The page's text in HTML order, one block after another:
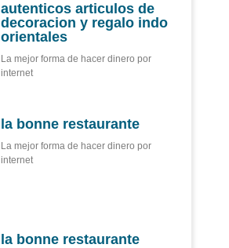
autenticos articulos de
decoracion y regalo indo
orientales
La mejor forma de hacer dinero por
internet
la bonne restaurante
La mejor forma de hacer dinero por
internet
la bonne restaurante